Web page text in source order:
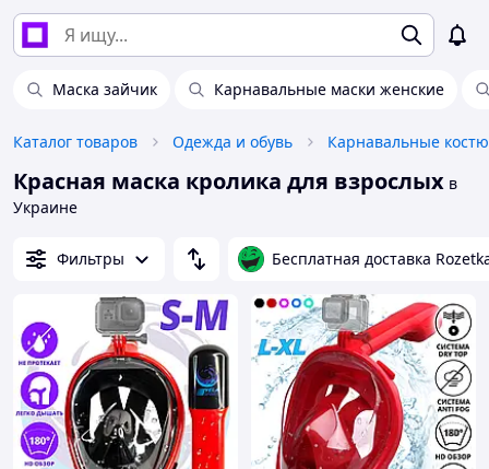
Маска зайчик Карнавальные маски женские
Каталог товаров Одежда и обувь Карнавальные
Красная маска кролика для взрослых в
Украине
Фильтры Бесплатная доставка